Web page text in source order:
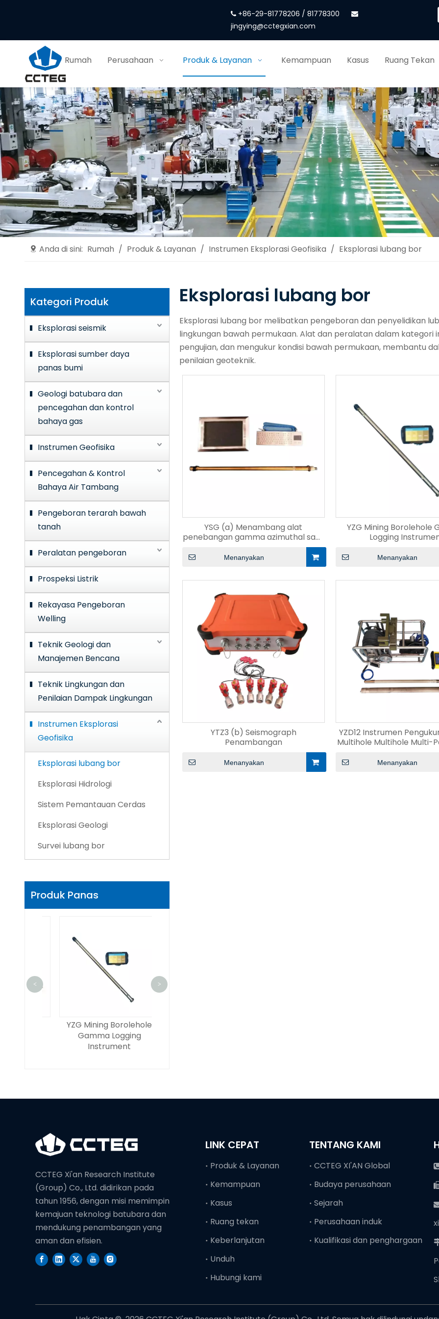
 +86-29-81778206 / 81778300
jingying@cctegxian.com
Rumah Perusahaan Produk & Layanan Kemampuan Kasus Ruang Tekan
Anda di sini: Rumah / Produk & Layanan / Instrumen Eksplorasi Geofisika / Eksplorasi lubang bor
Kategori Produk
Eksplorasi seismik
Eksplorasi sumber daya
panas bumi
Geologi batubara dan
pencegahan dan kontrol
bahaya gas
Instrumen Geofisika
Pencegahan & Kontrol
Bahaya Air Tambang
Pengeboran terarah bawah
tanah
Peralatan pengeboran
Prospeksi Listrik
Rekayasa Pengeboran
Welling
Teknik Geologi dan
Manajemen Bencana
Teknik Lingkungan dan
Penilaian Dampak Lingkungan
Instrumen Eksplorasi
Geofisika
Eksplorasi lubang bor
Eksplorasi Hidrologi
Sistem Pemantauan Cerdas
Eksplorasi Geologi
Survei lubang bor
Produk Panas
YZG Mining Borolehole
Gamma Logging
Instrument
< >
Eksplorasi lubang bor
Eksplorasi lubang bor melibatkan pengeboran dan penyelidikan
lingkungan bawah permukaan. Alat dan peralatan dalam kategori
pengujian, dan mengukur kondisi bawah permukaan, membantu
penilaian geoteknik.
YSG (a) Menambang alat
penebangan gamma azimuthal saat
Menanyakan
YZG Mining Borolehole
Logging
Menanyakan
YTZ3 (b) Seismograph
Penambangan
Menanyakan
YZD12 Instrumen
Multihole Multihole Multi-
Menanyakan
CCTEG Xi'an Research Institute
(Group) Co., Ltd. didirikan pada
tahun 1956, dengan misi memimpin
kemajuan teknologi batubara dan
mendukung penambangan yang
aman dan efisien.
LINK CEPAT
Produk & Layanan
Kemampuan
Kasus
Ruang tekan
Keberlanjutan
Unduh
Hubungi kami
TENTANG KAMI
CCTEG XI'AN Global
Budaya perusahaan
Sejarah
Perusahaan induk
Kualifikasi dan penghargaan